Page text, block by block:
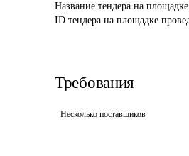
Название тендера на
ID тендера на площадке
Требования
Несколько поставщиков